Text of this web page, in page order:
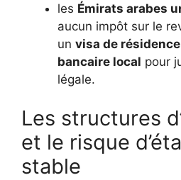
les Émirats arabes
aucun impôt sur le
un visa de
bancaire local pour
légale.
Les structures
et le risque
stable